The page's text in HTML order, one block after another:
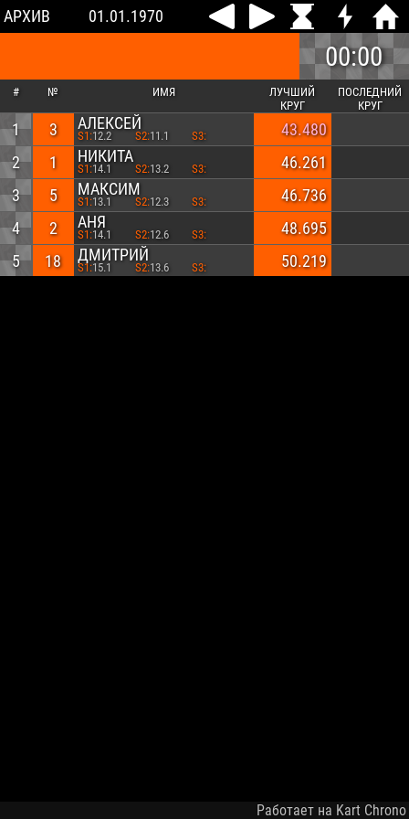
АРХИВ 01.01.1970
00:00
# № ИМЯ
ЛУЧШИЙ
КРУГ
ПОСЛЕДНИЙ
КРУГ
1 3 АЛЕКСЕЙ
S1:12.2 S2:11.1 S3:
43.480
2
1 НИКИТА
S1:14.1 S2:13.2 S3:
46.261
3
5 МАКСИМ
S1:13.1 S2:12.3 S3:
46.736
4
2 АНЯ
S1:14.1 S2:12.6 S3:
48.695
5
18 ДМИТРИЙ
S1:15.1 S2:13.6 S3: 50.219
Работает на Kart Chrono